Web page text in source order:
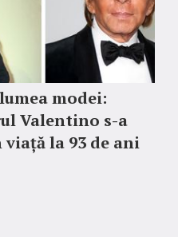
modei:
Valentino s-a
la 93 de ani